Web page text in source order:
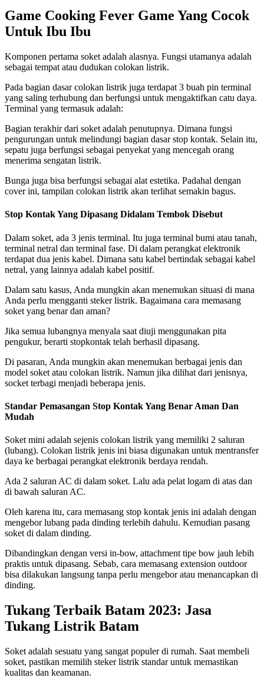
Game Cooking Fever Game Yang Cocok
Untuk Ibu Ibu
Komponen pertama soket adalah alasnya. Fungsi utamanya adalah
sebagai tempat atau dudukan colokan listrik.
Pada bagian dasar colokan listrik juga terdapat 3 buah pin terminal
yang saling terhubung dan berfungsi untuk mengaktifkan catu daya.
Terminal yang termasuk adalah:
Bagian terakhir dari soket adalah penutupnya. Dimana fungsi
pengurungan untuk melindungi bagian dasar stop kontak. Selain itu,
sepatu juga berfungsi sebagai penyekat yang mencegah orang
menerima sengatan listrik.
Bunga juga bisa berfungsi sebagai alat estetika. Padahal dengan
cover ini, tampilan colokan listrik akan terlihat semakin bagus.
Stop Kontak Yang Dipasang Didalam Tembok Disebut
Dalam soket, ada 3 jenis terminal. Itu juga terminal bumi atau tanah,
terminal netral dan terminal fase. Di dalam perangkat elektronik
terdapat dua jenis kabel. Dimana satu kabel bertindak sebagai kabel
netral, yang lainnya adalah kabel positif.
Dalam satu kasus, Anda mungkin akan menemukan situasi di mana
Anda perlu mengganti steker listrik. Bagaimana cara memasang
soket yang benar dan aman?
Jika semua lubangnya menyala saat diuji menggunakan pita
pengukur, berarti stopkontak telah berhasil dipasang.
Di pasaran, Anda mungkin akan menemukan berbagai jenis dan
model soket atau colokan listrik. Namun jika dilihat dari jenisnya,
socket terbagi menjadi beberapa jenis.
Standar Pemasangan Stop Kontak Yang Benar Aman Dan
Mudah
Soket mini adalah sejenis colokan listrik yang memiliki 2 saluran
(lubang). Colokan listrik jenis ini biasa digunakan untuk mentransfer
daya ke berbagai perangkat elektronik berdaya rendah.
Ada 2 saluran AC di dalam soket. Lalu ada pelat logam di atas dan
di bawah saluran AC.
Oleh karena itu, cara memasang stop kontak jenis ini adalah dengan
mengebor lubang pada dinding terlebih dahulu. Kemudian pasang
soket di dalam dinding.
Dibandingkan dengan versi in-bow, attachment tipe bow jauh lebih
praktis untuk dipasang. Sebab, cara memasang extension outdoor
bisa dilakukan langsung tanpa perlu mengebor atau menancapkan di
dinding.
Tukang Terbaik Batam 2023: Jasa
Tukang Listrik Batam
Soket adalah sesuatu yang sangat populer di rumah. Saat membeli
soket, pastikan memilih steker listrik standar untuk memastikan
kualitas dan keamanan.